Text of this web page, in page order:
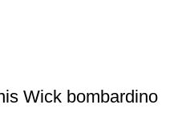
Wick bombardino